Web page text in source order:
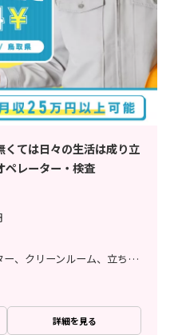
くては日々の生活は成り立
ペレーター・検査
検査、マシンオペレーター、クリーンルーム、立ち作業
詳細を見る